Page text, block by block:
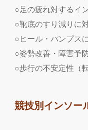
○足の疲れ対するイ
○靴底のすり減りに
○ヒール・パンプス
○姿勢改善・障害予
○歩行の不安定性（
競技別インソー